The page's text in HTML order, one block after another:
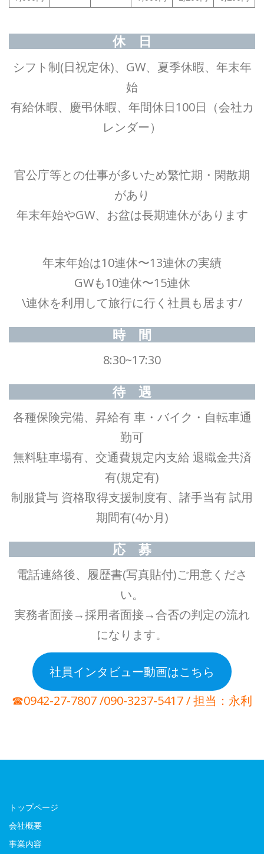
休 日
シフト制(日祝定休)、GW、夏季休暇、年末年
始
有給休暇、慶弔休暇、年間休日100日（会社カ
レンダー）
官公庁等との仕事が多いため繁忙期・閑散期
があり
年末年始やGW、お盆は長期連休があります
年末年始は10連休〜13連休の実績
GWも10連休〜15連休
\連休を利用して旅行に行く社員も居ます/
時 間
8:30~17:30
待 遇
各種保険完備、昇給有 車・バイク・自転車通
勤可
無料駐車場有、交通費規定内支給 退職金共済
有(規定有)
制服貸与 資格取得支援制度有、諸手当有 試用
期間有(4か月)
応 募
電話連絡後、履歴書(写真貼付)ご用意くださ
い。
実務者面接→採用者面接→合否の判定の流れ
になります。
社員インタビュー動画はこちら
☎0942-27-7807 /090-3237-5417 / 担当：永利
トップページ
会社概要
事業内容